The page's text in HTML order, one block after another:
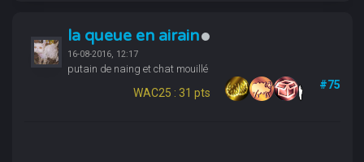
la queue en airain
16-08-2016, 12:17
putain de naing et chat mouillé
WAC25 : 31 pts
#75